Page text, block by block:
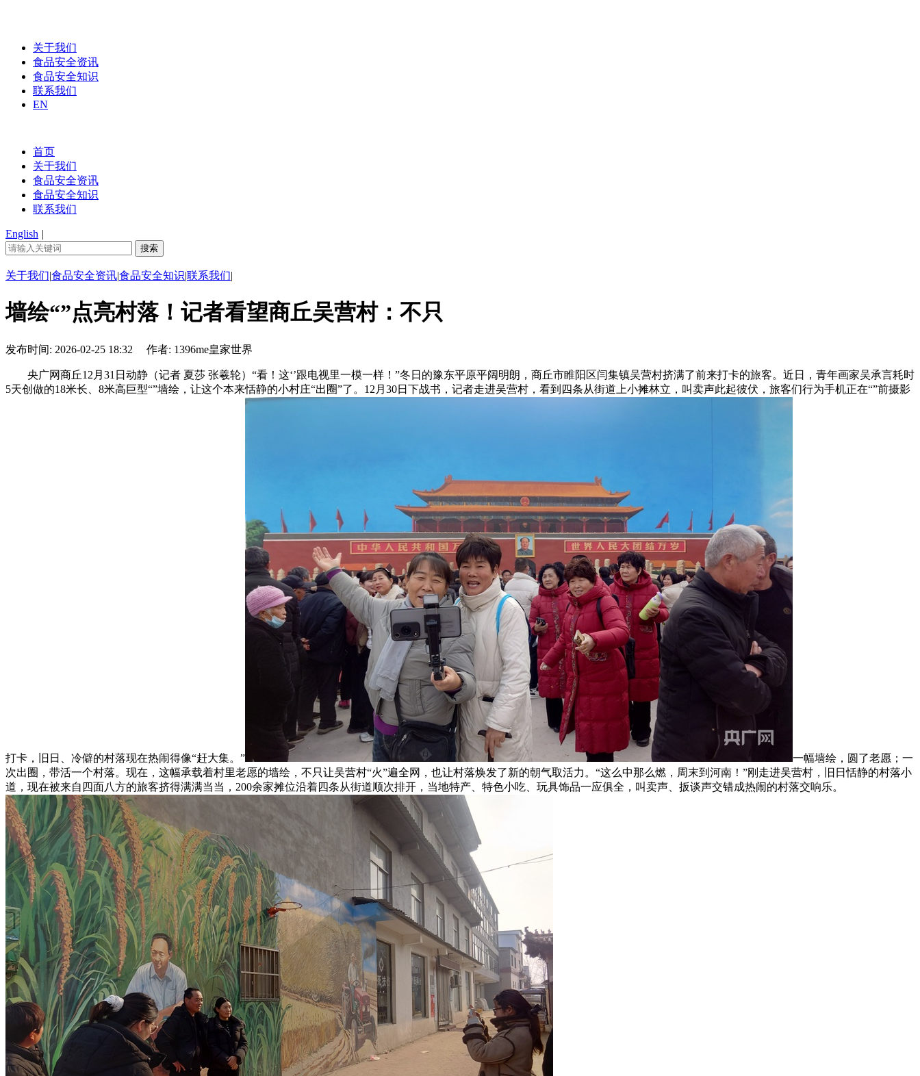
关于我们
食品安全资讯
食品安全知识
联系我们
EN
首页
关于我们
食品安全资讯
食品安全知识
联系我们
English |
关于我们|食品安全资讯|食品安全知识|联系我们|
墙绘“”点亮村落！记者看望商丘吴营村：不只
发布时间: 2026-02-25 18:32 作者: 1396me皇家世界
央广网商丘12月31日动静（记者 夏莎 张羲轮）“看！这‘’跟电视里一模一样！”冬日的豫东平原平阔明朗，商丘市睢阳区闫集镇吴营村挤满了前来打卡的旅客。近日，青年画家吴承言耗时
5天创做的18米长、8米高巨型“”墙绘，让这个本来恬静的小村庄“出圈”了。12月30日下战书，记者走进吴营村，看到四条从街道上小摊林立，叫卖声此起彼伏，旅客们行为手机正在“”前摄影
打卡，旧日、冷僻的村落现在热闹得像“赶大集。”
一幅墙绘，圆了老愿；一
次出圈，带活一个村落。现在，这幅承载着村里老愿的墙绘，不只让吴营村“火”遍全网，也让村落焕发了新的朝气取活力。“这么中那么燃，周末到河南！”刚走进吴营村，旧日恬静的村落小
道，现在被来自四面八方的旅客挤得满满当当，200余家摊位沿着四条从街道顺次排开，当地特产、特色小吃、玩具饰品一应俱全，叫卖声、扳谈声交错成热闹的村落交响乐。